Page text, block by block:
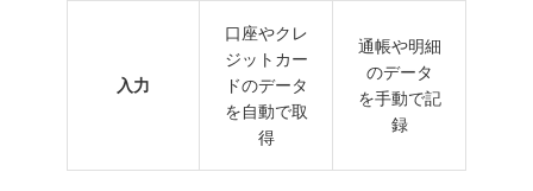
入力
口座やクレ
ジットカー
ドのデータ
を自動で取
得
通帳や明細
のデータ
を手動で記
録